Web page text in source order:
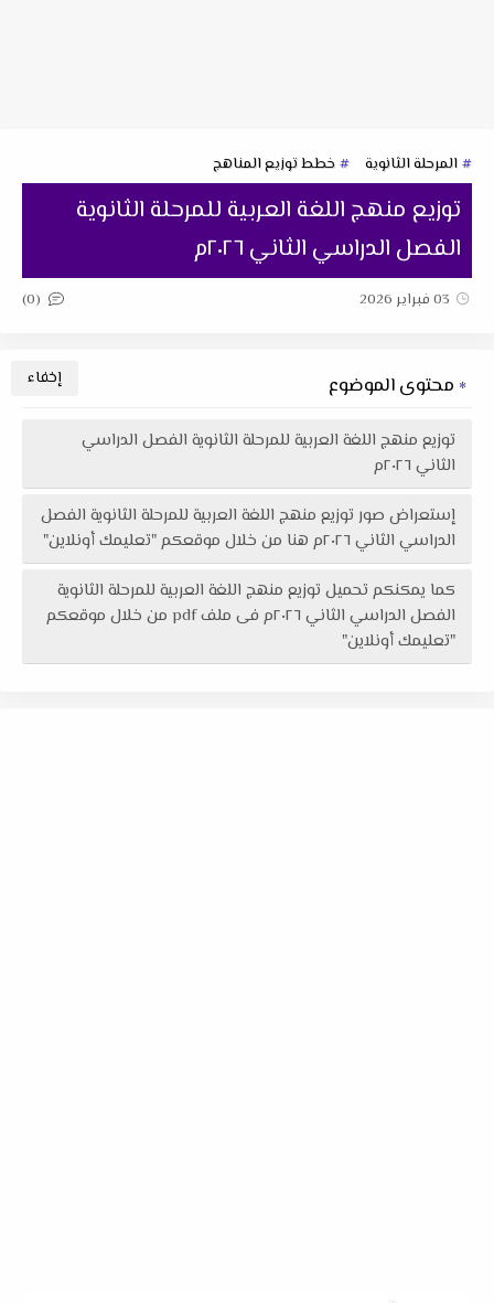
المرحلة الثانوية خطط توزيع المناهج
توزيع منهج اللغة العربية للمرحلة الثانوية
الفصل الدراسي الثاني ٢٠٢٦م
03 فبراير 2026 (0)
محتوى الموضوع
توزيع منهج اللغة العربية للمرحلة الثانوية الفصل الدراسي
الثاني ٢٠٢٦م
إستعراض صور توزيع منهج اللغة العربية للمرحلة الثانوية الفصل
الدراسي الثاني ٢٠٢٦م هنا من خلال موقعكم "تعليمك أونلاين"
كما يمكنكم تحميل توزيع منهج اللغة العربية للمرحلة الثانوية
الفصل الدراسي الثاني ٢٠٢٦م فى ملف pdf من خلال موقعكم
"تعليمك أونلاين"